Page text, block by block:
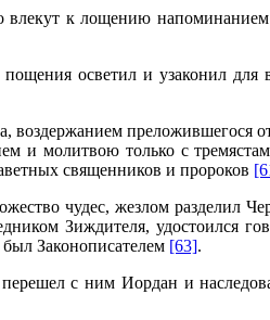
к лощению
осветил и узаконил для
воздержанием преложившегося
и молитвою только с
священников и пророков
чудес, жезлом разделил
Зиждителя,
Законописателем [63].
с ним Иордан и